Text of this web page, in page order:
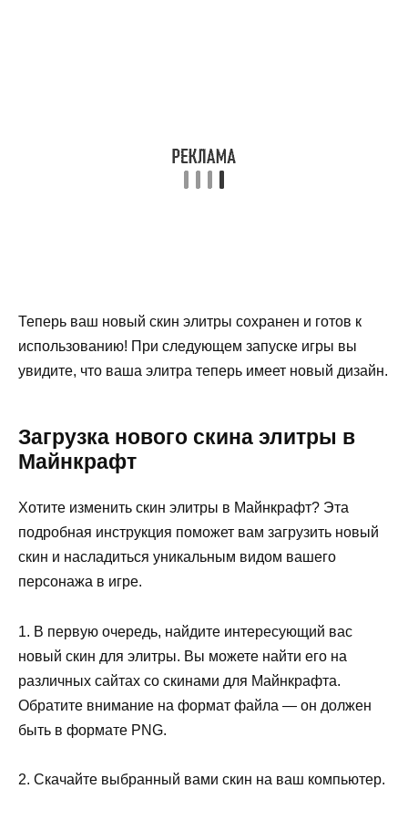
Теперь ваш новый скин элитры сохранен и готов к
использованию! При следующем запуске игры вы
увидите, что ваша элитра теперь имеет новый дизайн.
Загрузка нового скина элитры в
Майнкрафт
Хотите изменить скин элитры в Майнкрафт? Эта
подробная инструкция поможет вам загрузить новый
скин и насладиться уникальным видом вашего
персонажа в игре.
1. В первую очередь, найдите интересующий вас
новый скин для элитры. Вы можете найти его на
различных сайтах со скинами для Майнкрафта.
Обратите внимание на формат файла — он должен
быть в формате PNG.
2. Скачайте выбранный вами скин на ваш компьютер.